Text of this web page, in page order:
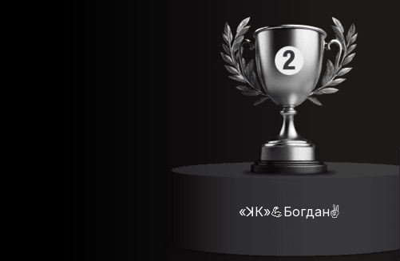
«ꓘК»💪Богдан✌